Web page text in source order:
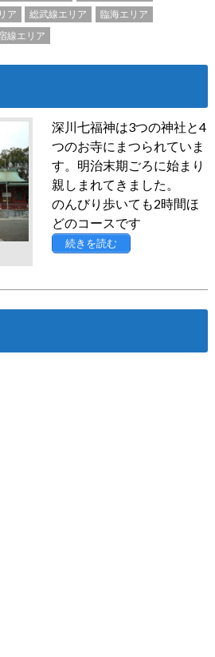
ア 総武線エリア
臨海エリア
線エリア
深川七福神は3つの神社と4
つのお寺にまつられていま
す。明治末期ごろに始まり
親しまれてきました。
のんびり歩いても2時間ほ
どのコースです
続きを読む